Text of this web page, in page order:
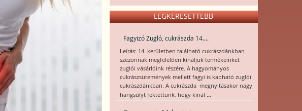
LEGKERESETTEBB
Fagyizó Zugló, cukrászda 14....
Leírás: 14. kerületben található cukrászdánkban
szezonnak megfelelően kínáljuk termékeinket
zuglói vásárlóink részére. A hagyományos
cukrászsütemények mellett fagyi is kapható zuglói
cukrászdánkban. A cukrászda megnyitásakor nagy
hangsúlyt fektettünk, hogy kínál ...